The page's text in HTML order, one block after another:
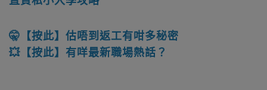
🤫【按此】估唔到返工有咁多秘密
💥【按此】有咩最新職場熱話？